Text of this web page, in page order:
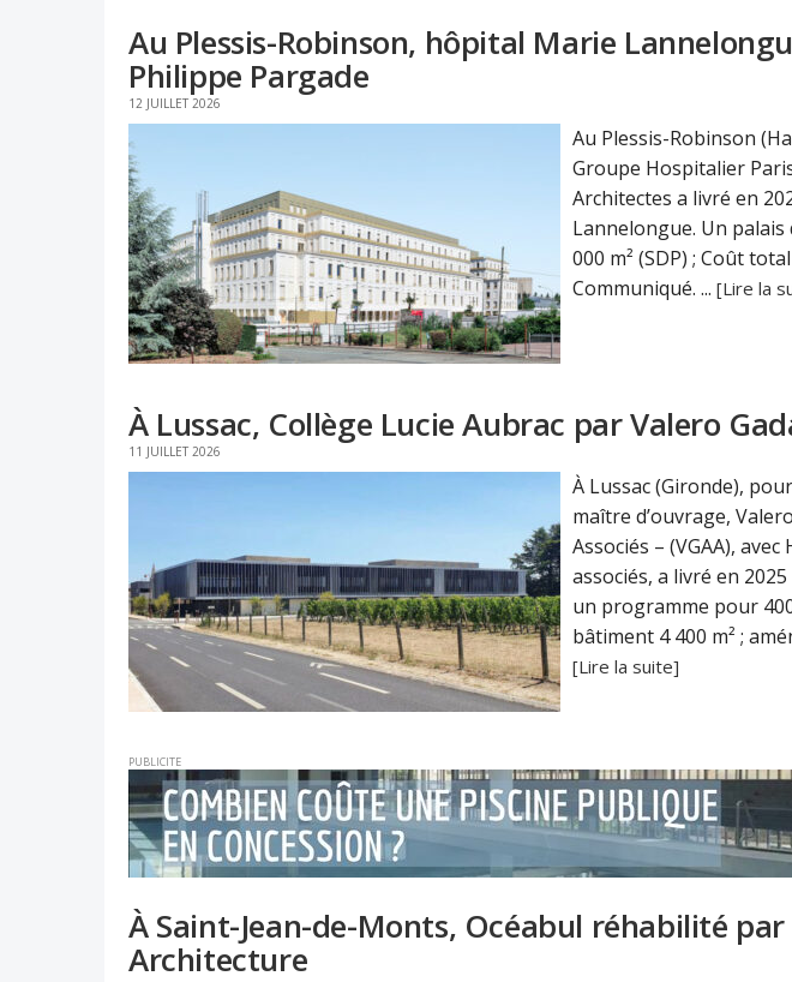
Au Plessis-Robinson, hôpital Marie
Philippe Pargade
12 JUILLET 2026
Au Plessis-Robinson
Groupe Hospitalier
Architectes a livré en
Lannelongue. Un palais
000 m² (SDP) ; Coût
Communiqué. ... [Lire la
À Lussac, Collège Lucie Aubrac par Valero
11 JUILLET 2026
À Lussac (Gironde),
maître d’ouvrage,
Associés – (VGAA),
associés, a livré en
un programme pour
bâtiment 4 400 m² ;
[Lire la suite]
PUBLICITE
À Saint-Jean-de-Monts, Océabul réhabilité par
Architecture